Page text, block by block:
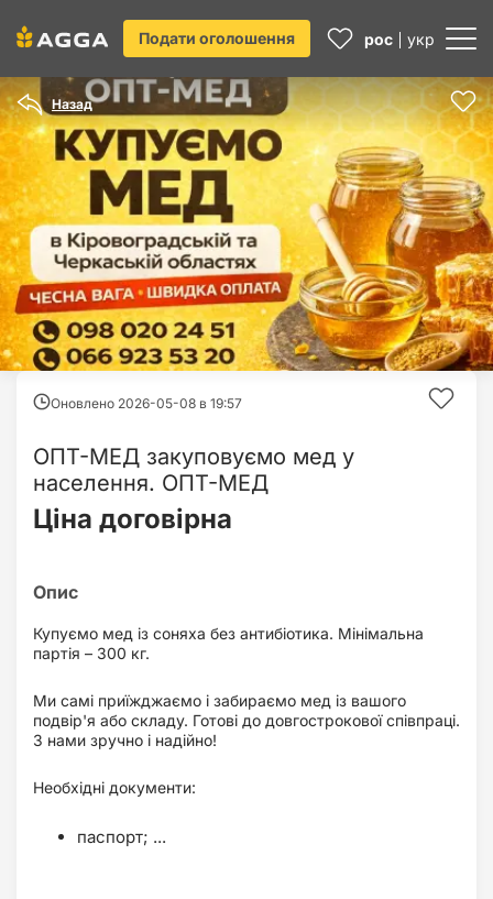
Подати оголошення рос укр
Назад
Оновлено 2026-05-08 в 19:57
ОПТ-МЕД закуповуємо мед у
населення. ОПТ-МЕД
Ціна договірна
Купуємо мед із соняха без антибіотика. Мінімальна
партія – 300 кг.
Ми самі приїжджаємо і забираємо мед із вашого
подвір'я або складу. Готові до довгострокової співпраці.
З нами зручно і надійно!
Необхідні документи:
паспорт; ...